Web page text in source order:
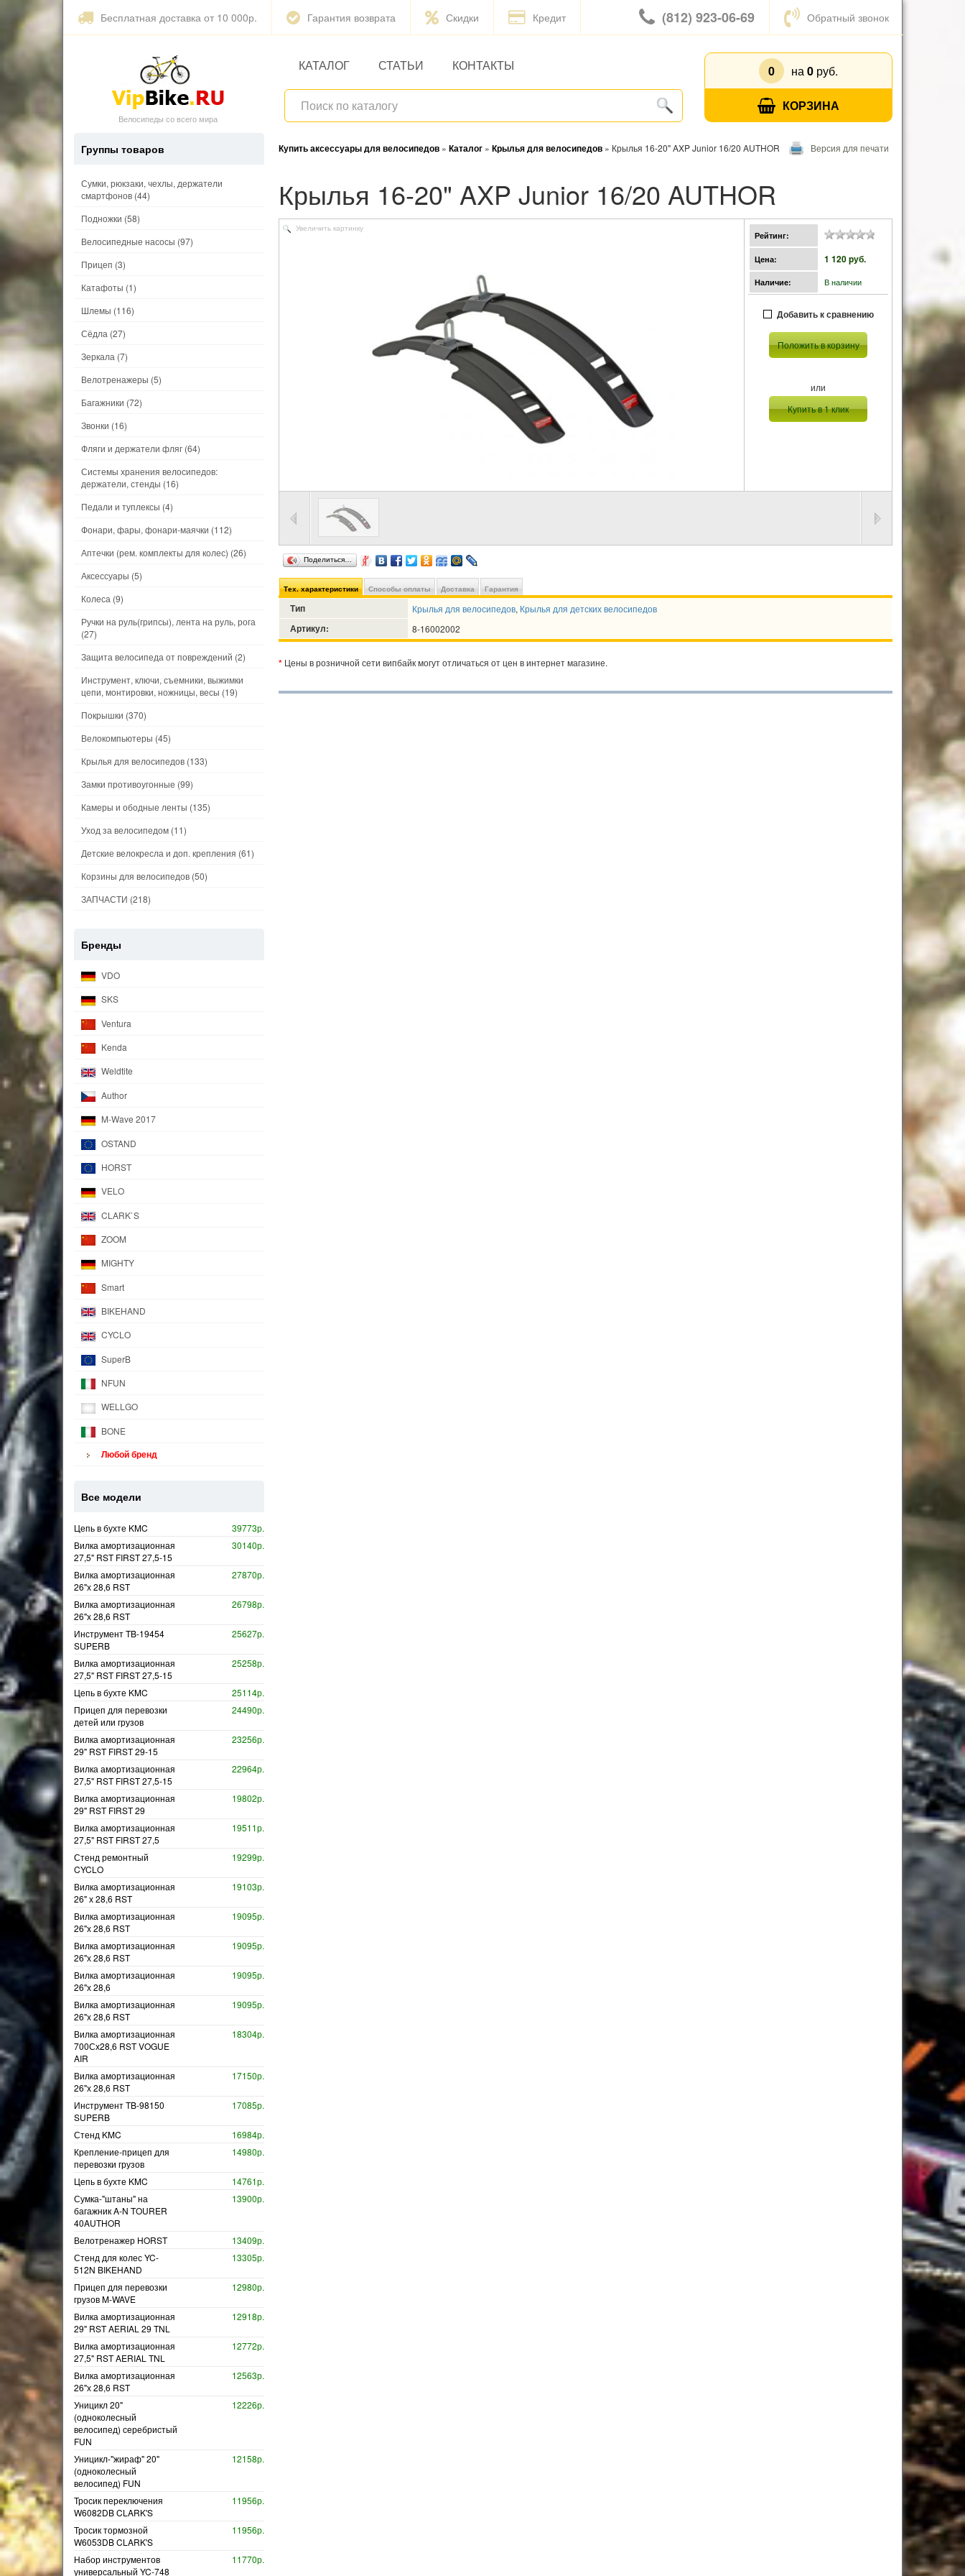
Бесплатная доставка от 10 000р. Гарантия возврата Скидки Кредит (812) 923-06-69 Обратный звонок
Велосипеды со всего мира
КАТАЛОГ СТАТЬИ КОНТАКТЫ 0 на 0руб.
КОРЗИНА
Купить аксессуары для велосипедов » Каталог » Крылья для велосипедов » Крылья 16-20" AXP Junior 16/20 AUTHOR Версия для печати
Крылья 16-20" AXP Junior 16/20 AUTHOR
Увеличить картинку
Рейтинг:
Цена: 1 120 pуб.
Наличие: В наличии
Добавить к сравнению
Положить в корзину
или
Купить в 1 клик
Поделиться…
Тех. характеристики Способы оплаты Доставка Гарантия
Тип Крылья для велосипедов, Крылья для детских велосипедов
Артикул: 8-16002002
* Цены в розничной сети випбайк могут отличаться от цен в интернет магазине.
Группы товаров
Сумки, рюкзаки, чехлы, держатели
смартфонов (44)
Подножки (58)
Велосипедные насосы (97)
Прицеп (3)
Катафоты (1)
Шлемы (116)
Сёдла (27)
Зеркала (7)
Велотренажеры (5)
Багажники (72)
Звонки (16)
Фляги и держатели фляг (64)
Системы хранения велосипедов:
держатели, стенды (16)
Педали и туплексы (4)
Фонари, фары, фонари-маячки (112)
Аптечки (рем. комплекты для колес) (26)
Аксессуары (5)
Колеса (9)
Ручки на руль(грипсы), лента на руль, рога
(27)
Защита велосипеда от повреждений (2)
Инструмент, ключи, съемники, выжимки
цепи, монтировки, ножницы, весы (19)
Покрышки (370)
Велокомпьютеры (45)
Крылья для велосипедов (133)
Замки противоугонные (99)
Камеры и ободные ленты (135)
Уход за велосипедом (11)
Детские велокресла и доп. крепления (61)
Корзины для велосипедов (50)
ЗАПЧАСТИ (218)
Бренды
VDO
SKS
Ventura
Kenda
Weldtite
Author
M-Wave 2017
OSTAND
HORST
VELO
CLARK`S
ZOOM
MIGHTY
Smart
BIKEHAND
CYCLO
SuperB
NFUN
WELLGO
BONE
Любой бренд
Все модели
Цепь в бухте KMC
39773р.
Вилка амортизационная
27,5" RST FIRST 27,5-15
30140р.
Вилка амортизационная
26"х 28,6 RST
27870р.
Вилка амортизационная
26"х 28,6 RST
26798р.
Инструмент TB-19454
SUPERB
25627р.
Вилка амортизационная
27,5" RST FIRST 27,5-15
25258р.
Цепь в бухте KMC
25114р.
Прицеп для перевозки
детей или грузов
24490р.
Вилка амортизационная
29" RST FIRST 29-15
23256р.
Вилка амортизационная
27,5" RST FIRST 27,5-15
22964р.
Вилка амортизационная
29" RST FIRST 29
19802р.
Вилка амортизационная
27,5" RST FIRST 27,5
19511р.
Стенд ремонтный
CYCLO
19299р.
Вилка амортизационная
26" х 28,6 RST
19103р.
Вилка амортизационная
26"х 28,6 RST
19095р.
Вилка амортизационная
26"х 28,6 RST
19095р.
Вилка амортизационная
26"х 28,6
19095р.
Вилка амортизационная
26"х 28,6 RST
19095р.
Вилка амортизационная
700Сх28,6 RST VOGUE
AIR
18304р.
Вилка амортизационная
26"х 28,6 RST
17150р.
Инструмент TB-98150
SUPERB
17085р.
Стенд KMC
16984р.
Крепление-прицеп для
перевозки грузов
14980р.
Цепь в бухте KMC
14761р.
Сумка-"штаны" на
багажник A-N TOURER
40AUTHOR
13900р.
Велотренажер HORST
13409р.
Стенд для колес YC-
512N BIKEHAND
13305р.
Прицеп для перевозки
грузов M-WAVE
12980р.
Вилка амортизационная
29" RST AERIAL 29 TNL
12918р.
Вилка амортизационная
27,5" RST AERIAL TNL
12772р.
Вилка амортизационная
26"х 28,6 RST
12563р.
Уницикл 20"
(одноколесный
велосипед) серебристый
FUN
12226р.
Уницикл-"жираф" 20"
(одноколесный
велосипед) FUN
12158р.
Тросик переключения
W6082DB CLARK'S
11956р.
Тросик тормозной
W6053DB CLARK'S
11956р.
Набор инструментов
универсальный YC-748
11770р.